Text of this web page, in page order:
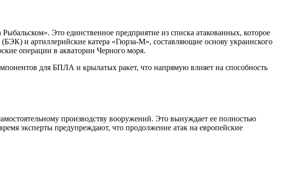
Это единственное предприятие из списка атакованных, которое
и артиллерийские катера «Гюрза-М», составляющие основу украинского
операции в акватории Черного моря.
для БПЛА и крылатых ракет, что напрямую влияет на способность
производству вооружений. Это вынуждает ее полностью
эксперты предупреждают, что продолжение атак на европейские